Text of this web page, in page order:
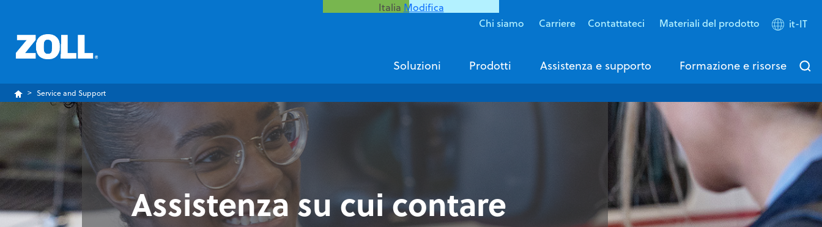
Italia Modifica
Chi siamo Carriere Contattateci Materiali del prodotto it-IT
Soluzioni Prodotti Assistenza e supporto Formazione e risorse
Service and Support
Assistenza su cui contare